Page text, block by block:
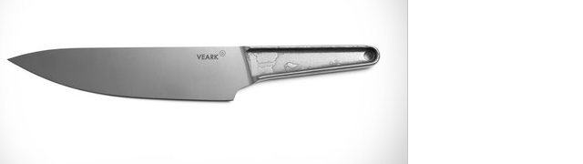
Full charge in 2 hours / 36 hours of use / Lithium Polymer